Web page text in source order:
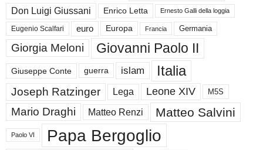
Don Luigi Giussani Enrico Letta Ernesto Galli della loggia
Eugenio Scalfari euro Europa Francia Germania
Giorgia Meloni Giovanni Paolo II
Giuseppe Conte guerra islam Italia
Joseph Ratzinger Lega Leone XIV M5S
Mario Draghi Matteo Renzi Matteo Salvini
Paolo VI Papa Bergoglio